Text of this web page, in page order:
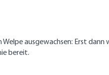
ausgewachsen: Erst
bereit.